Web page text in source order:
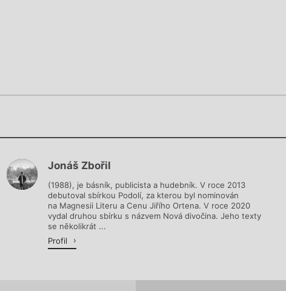
Načítá se.
Chviličku.
Jonáš Zbořil
(1988), je básník, publicista a hudebník. V roce 2013
debutoval sbírkou Podolí, za kterou byl nominován
na Magnesii Literu a Cenu Jiřího Ortena. V roce 2020
vydal druhou sbírku s názvem Nová divočina. Jeho texty
se několikrát ...
Profil